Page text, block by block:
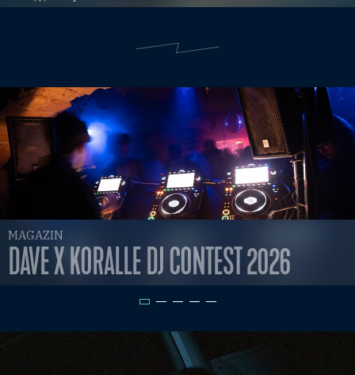
MAGAZIN
DAVE X KORALLE DJ CONTEST 2026